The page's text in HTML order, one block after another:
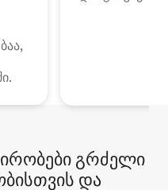
გრძელი
და